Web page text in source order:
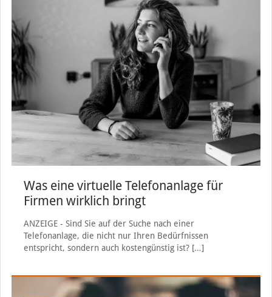
Was eine virtuelle Telefonanlage für
Firmen wirklich bringt
ANZEIGE - Sind Sie auf der Suche nach einer
Telefonanlage, die nicht nur Ihren Bedürfnissen
entspricht, sondern auch kostengünstig ist?[…]